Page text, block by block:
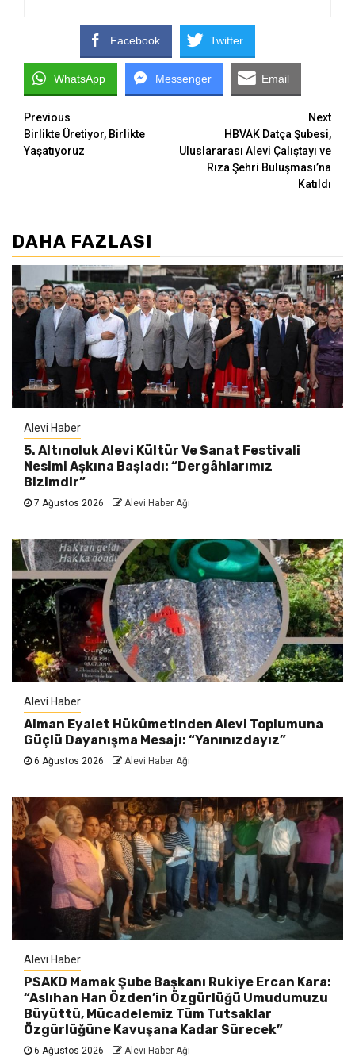
Facebook Twitter
WhatsApp Messenger Email
Continue
Reading
Previous
Birlikte Üretiyor, Birlikte
Yaşatıyoruz
Next
HBVAK Datça Şubesi,
Uluslararası Alevi Çalıştayı ve
Rıza Şehri Buluşması’na
Katıldı
DAHA FAZLASI
Alevi Haber
5. Altınoluk Alevi Kültür Ve Sanat Festivali
Nesimi Aşkına Başladı: “Dergâhlarımız
Bizimdir”
7 Ağustos 2026 Alevi Haber Ağı
Alevi Haber
Alman Eyalet Hükûmetinden Alevi Toplumuna
Güçlü Dayanışma Mesajı: “Yanınızdayız”
6 Ağustos 2026 Alevi Haber Ağı
Alevi Haber
PSAKD Mamak Şube Başkanı Rukiye Ercan Kara:
“Aslıhan Han Özden’in Özgürlüğü Umudumuzu
Büyüttü, Mücadelemiz Tüm Tutsaklar
Özgürlüğüne Kavuşana Kadar Sürecek”
6 Ağustos 2026 Alevi Haber Ağı